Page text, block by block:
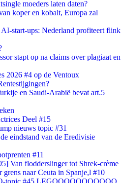
moeders laten daten?
koper en kobalt, Europa zal
start-ups: Nederland profiteert flink
stapt op na claims over plagiaat en
2026 #4 op de Ventoux
en Saudi-Arabië bevat art.5
Deel #15
nieuws topic #31
eindstand van de Eredivisie
#11
Van flodderslinger tot Shrek-crème
naar Ceuta in Spanje,l #10
topic #45 LEGOOOOOOOOOOO